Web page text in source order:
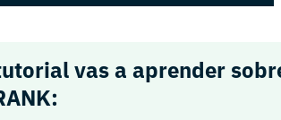
vas a aprender